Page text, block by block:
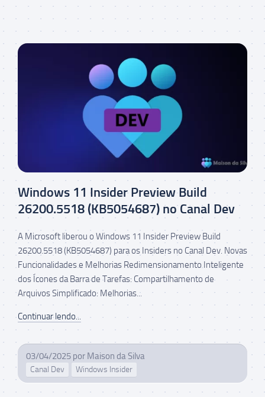
Windows 11 Insider Preview Build
26200.5518 (KB5054687) no Canal Dev
A Microsoft liberou o Windows 11 Insider Preview Build
26200.5518 (KB5054687) para os Insiders no Canal Dev. Novas
Funcionalidades e Melhorias Redimensionamento Inteligente
dos Ícones da Barra de Tarefas: Compartilhamento de
Arquivos Simplificado: Melhorias...
Continuar lendo...
03/04/2025 por Maison da Silva
Canal Dev Windows Insider